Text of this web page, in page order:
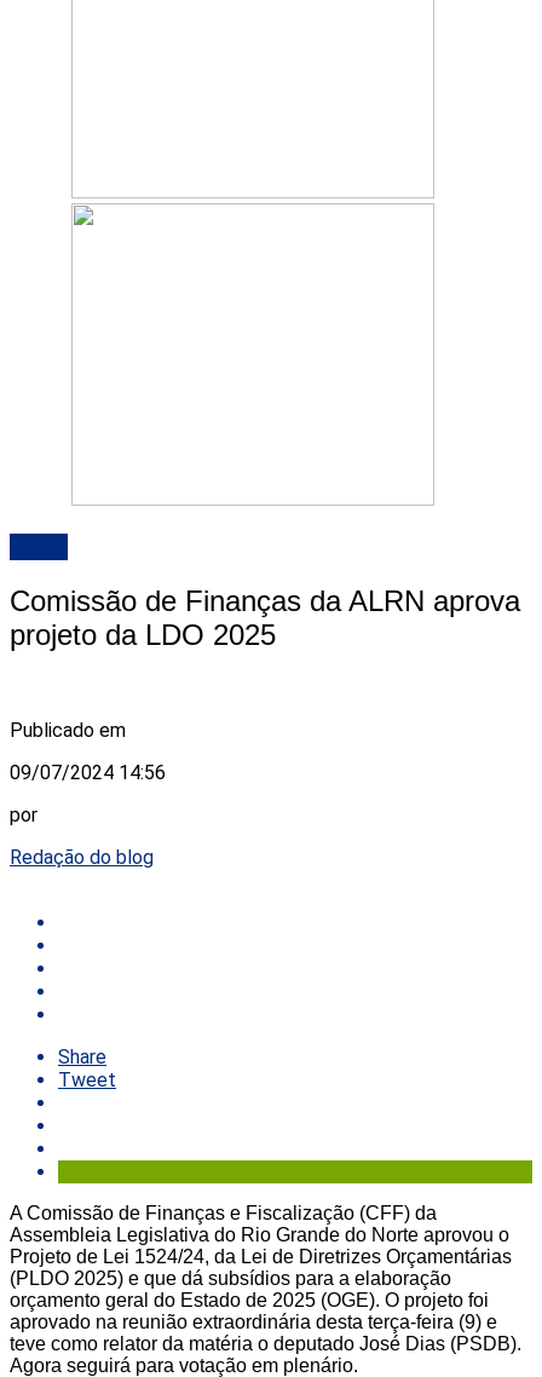
Comissão de Finanças da ALRN aprova
projeto da LDO 2025
Publicado em
09/07/2024 14:56
por
Redação do blog
Share
Tweet
A Comissão de Finanças e Fiscalização (CFF) da
Assembleia Legislativa do Rio Grande do Norte aprovou o
Projeto de Lei 1524/24, da Lei de Diretrizes Orçamentárias
(PLDO 2025) e que dá subsídios para a elaboração
orçamento geral do Estado de 2025 (OGE). O projeto foi
aprovado na reunião extraordinária desta terça-feira (9) e
teve como relator da matéria o deputado José Dias (PSDB).
Agora seguirá para votação em plenário.